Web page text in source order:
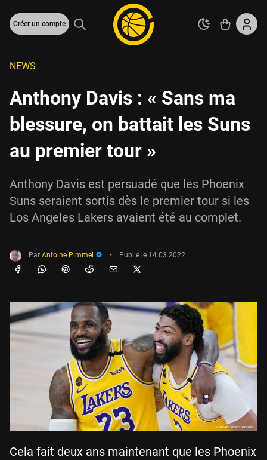
Créer un compte
NEWS
Anthony Davis : « Sans ma
blessure, on battait les Suns
au premier tour »
Anthony Davis est persuadé que les Phoenix
Suns seraient sortis dès le premier tour si les
Los Angeles Lakers avaient été au complet.
Par Antoine Pimmel • Publié le 14.03.2022
Cela fait deux ans maintenant que les Phoenix